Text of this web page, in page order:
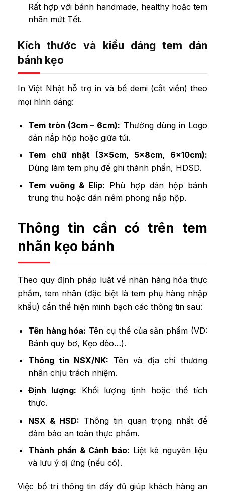
Rất hợp với bánh handmade, healthy hoặc tem
nhãn mứt Tết.
Kích thước và kiểu dáng tem dán
bánh kẹo
In Việt Nhật hỗ trợ in và bế demi (cắt viền) theo
mọi hình dáng:
Tem tròn (3cm – 6cm): Thường dùng in Logo
dán nắp hộp hoặc giữa túi.
Tem chữ nhật (3x5cm, 5x8cm, 6x10cm):
Dùng làm tem phụ để ghi thành phần, HDSD.
Tem vuông & Elip: Phù hợp dán hộp bánh
trung thu hoặc dán niêm phong nắp hộp.
Thông tin cần có trên tem
nhãn kẹo bánh
Theo quy định pháp luật về nhãn hàng hóa thực
phẩm, tem nhãn (đặc biệt là tem phụ hàng nhập
khẩu) cần thể hiện minh bạch các thông tin sau:
Tên hàng hóa: Tên cụ thể của sản phẩm (VD:
Bánh quy bơ, Kẹo dẻo…).
Thông tin NSX/NK: Tên và địa chỉ thương
nhân chịu trách nhiệm.
Định lượng: Khối lượng tịnh hoặc thể tích
thực.
NSX & HSD: Thông tin quan trọng nhất để
đảm bảo an toàn thực phẩm.
Thành phần & Cảnh báo: Liệt kê nguyên liệu
và lưu ý dị ứng (nếu có).
Việc bố trí thông tin đầy đủ giúp khách hàng an